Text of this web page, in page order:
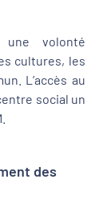
volonté
cultures, les
L’accès au
social un
des